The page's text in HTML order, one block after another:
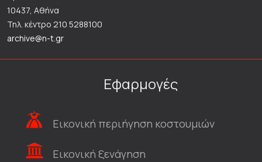
10437, Αθήνα
Τηλ. κέντρο 210 5288100
archive@n-t.gr
Εφαρμογές
Εικονική περιήγηση κοστουμιών
Εικονική ξενάγηση